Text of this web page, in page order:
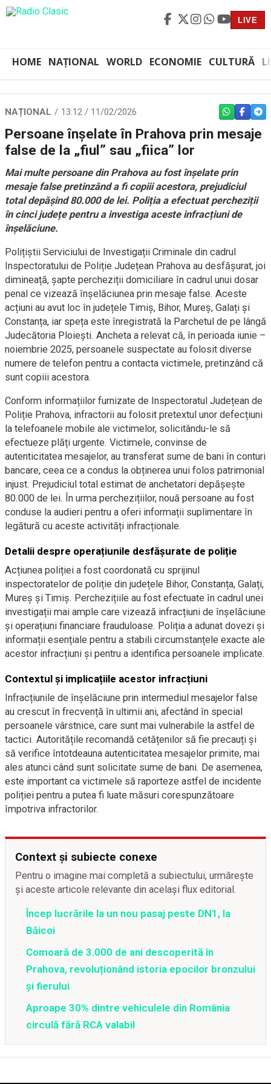
LIVE
HOME NAȚIONAL WORLD ECONOMIE CULTURĂ
NAȚIONAL 13:12 / 11/02/2026 WHATSAPP
Persoane înșelate în Prahova prin mesaje
false de la „fiul” sau „fiica” lor
Mai multe persoane din Prahova au fost înșelate prin
mesaje false pretinzând a fi copiii acestora, prejudiciul
total depășind 80.000 de lei. Poliția a efectuat percheziții
în cinci județe pentru a investiga aceste infracțiuni de
înșelăciune.
Polițiștii Serviciului de Investigații Criminale din cadrul
Inspectoratului de Poliție Județean Prahova au desfășurat, joi
dimineață, șapte percheziții domiciliare în cadrul unui dosar
penal ce vizează înșelăciunea prin mesaje false. Aceste
acțiuni au avut loc în județele Timiș, Bihor, Mureș, Galați și
Constanța, iar speța este înregistrată la Parchetul de pe lângă
Judecătoria Ploiești. Ancheta a relevat că, în perioada iunie –
noiembrie 2025, persoanele suspectate au folosit diverse
numere de telefon pentru a contacta victimele, pretinzând că
sunt copiii acestora.
Conform informațiilor furnizate de Inspectoratul Județean de
Poliție Prahova, infractorii au folosit pretextul unor defecțiuni
la telefoanele mobile ale victimelor, solicitându-le să
efectueze plăți urgente. Victimele, convinse de
autenticitatea mesajelor, au transferat sume de bani în conturi
bancare, ceea ce a condus la obținerea unui folos patrimonial
injust. Prejudiciul total estimat de anchetatori depășește
80.000 de lei. În urma perchezițiilor, nouă persoane au fost
conduse la audieri pentru a oferi informații suplimentare în
legătură cu aceste activități infracționale.
Detalii despre operațiunile desfășurate de poliție
Acțiunea poliției a fost coordonată cu sprijinul
inspectoratelor de poliție din județele Bihor, Constanța, Galați,
Mureș și Timiș. Perchezițiile au fost efectuate în cadrul unei
investigații mai ample care vizează infracțiuni de înșelăciune
și operațiuni financiare frauduloase. Poliția a adunat dovezi și
informații esențiale pentru a stabili circumstanțele exacte ale
acestor infracțiuni și pentru a identifica persoanele implicate.
Contextul și implicațiile acestor infracțiuni
Infracțiunile de înșelăciune prin intermediul mesajelor false
au crescut în frecvență în ultimii ani, afectând în special
persoanele vârstnice, care sunt mai vulnerabile la astfel de
tactici. Autoritățile recomandă cetățenilor să fie precauți și
să verifice întotdeauna autenticitatea mesajelor primite, mai
ales atunci când sunt solicitate sume de bani. De asemenea,
este important ca victimele să raporteze astfel de incidente
poliției pentru a putea fi luate măsuri corespunzătoare
împotriva infractorilor.
Context și subiecte conexe
Pentru o imagine mai completă a subiectului, urmărește
și aceste articole relevante din același flux editorial.
Încep lucrările la un nou pasaj peste DN1, la
Băicoi
Comoară de 3.000 de ani descoperită în
Prahova, revoluționând istoria epocilor bronzului
și fierului
Aproape 30% dintre vehiculele din România
circulă fără RCA valabil